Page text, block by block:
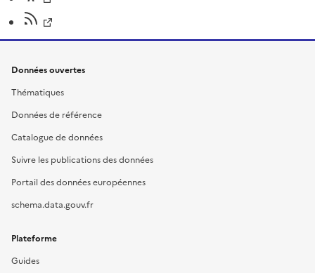
Données ouvertes
Thématiques
Données de référence
Catalogue de données
Suivre les publications des données
Portail des données européennes
schema.data.gouv.fr
Plateforme
Guides